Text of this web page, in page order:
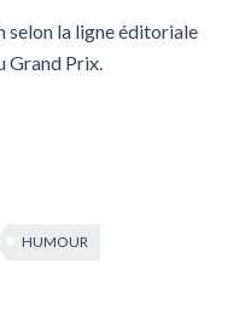
selon la ligne éditoriale
Grand Prix.
HUMOUR